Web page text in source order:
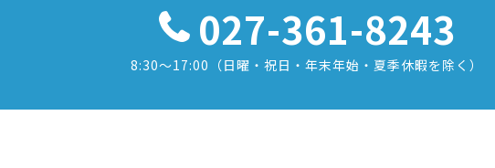
027-361-8243
8:30〜17:00 （日曜・祝日・年末年始・夏季休暇を除く）